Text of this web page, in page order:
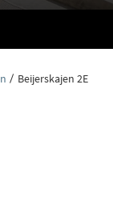
Beijerskajen 2E